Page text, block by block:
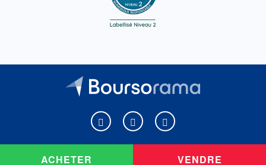
ACHETER VENDRE
Boursorama sur Facebook
Boursorama sur XBoursorama sur